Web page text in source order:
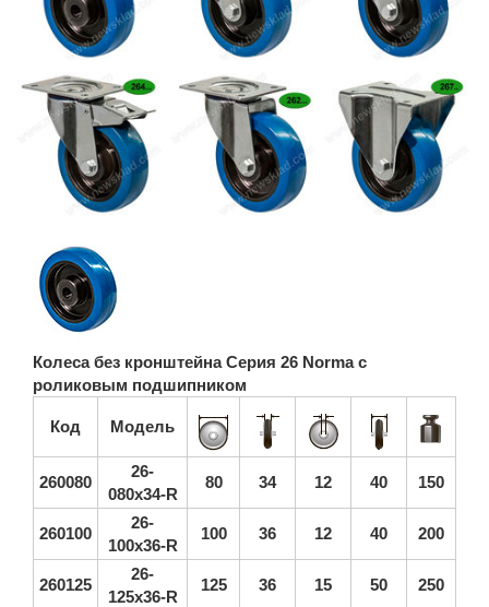
Колеса без кронштейна Серия 26 Norma с
роликовым подшипником
Код Модель
260080
26-
080х34-R
80 34 12 40 150
260100
26-
100х36-R
100 36 12 40 200
260125
26-
125х36-R
125 36 15 50 250